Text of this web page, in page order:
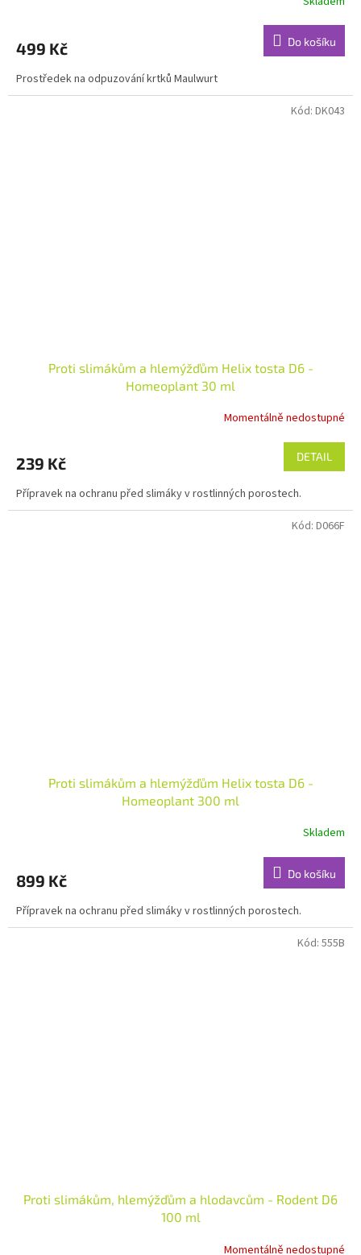
499 Kč Do košíku
Prostředek na odpuzování krtků Maulwurt
Proti slimákům a hlemýžďům Helix tosta D6 -
Homeoplant 30 ml
Momentálně nedostupné
239 Kč DETAIL
Přípravek na ochranu před slimáky v rostlinných porostech.
Kód: DK043
Proti slimákům a hlemýžďům Helix tosta D6 -
Homeoplant 300 ml
Skladem
899 Kč Do košíku
Přípravek na ochranu před slimáky v rostlinných porostech.
Kód: D066F
Proti slimákům, hlemýžďům a hlodavcům - Rodent D6
100 ml
Momentálně nedostupné
Kód: 555B